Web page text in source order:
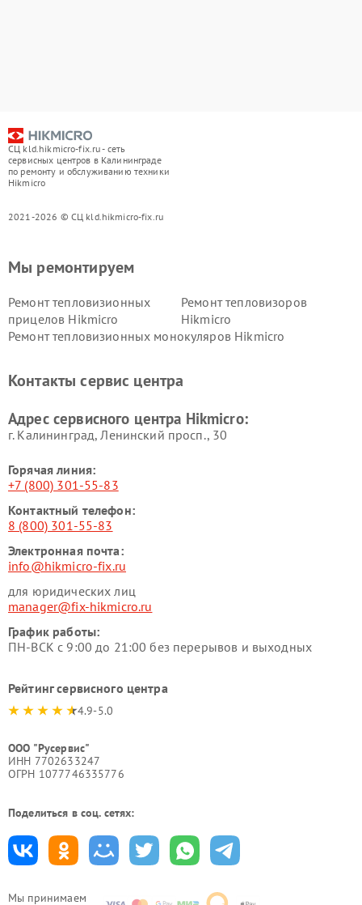
СЦ kld.hikmicro-fix.ru - сеть
сервисных центров в Калининграде
по ремонту и обслуживанию техники
Hikmicro
2021-2026 © СЦ kld.hikmicro-fix.ru
Мы принимаем
Мы ремонтируем
Ремонт тепловизионных
прицелов Hikmicro
Ремонт тепловизоров
Hikmicro
Ремонт тепловизионных монокуляров Hikmicro
Контакты сервис центра
Адрес сервисного центра Hikmicro:
г. Калининград, Ленинский просп., 30
Горячая линия:
+7 (800) 301-55-83
Контактный телефон:
8 (800) 301-55-83
Электронная почта:
info@hikmicro-fix.ru
для юридических лиц
manager@fix-hikmicro.ru
График работы:
ПН-ВСК с 9:00 до 21:00 без перерывов и выходных
Рейтинг сервисного центра
4.9-5.0
ООО "Русервис"
ИНН 7702633247
ОГРН 1077746335776
Поделиться в соц. сетях: